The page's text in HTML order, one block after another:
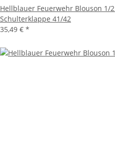
Hellblauer Feuerwehr Blouson 1/
Schulterklappe 41/42
35,49 € *